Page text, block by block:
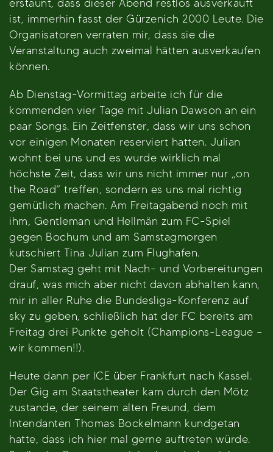
erstaunt, dass dieser Abend restlos ausverkauft
ist, immerhin fasst der Gürzenich 2000 Leute. Die
Organisatoren verraten mir, dass sie die
Veranstaltung auch zweimal hätten ausverkaufen
können.
Ab Dienstag-Vormittag arbeite ich für die
kommenden vier Tage mit Julian Dawson an ein
paar Songs. Ein Zeitfenster, dass wir uns schon
vor einigen Monaten reserviert hatten. Julian
wohnt bei uns und es wurde wirklich mal
höchste Zeit, dass wir uns nicht immer nur „on
the Road“ treffen, sondern es uns mal richtig
gemütlich machen. Am Freitagabend noch mit
ihm, Gentleman und Hellmän zum FC-Spiel
gegen Bochum und am Samstagmorgen
kutschiert Tina Julian zum Flughafen.
Der Samstag geht mit Nach- und Vorbereitungen
drauf, was mich aber nicht davon abhalten kann,
mir in aller Ruhe die Bundesliga-Konferenz auf
sky zu geben, schließlich hat der FC bereits am
Freitag drei Punkte geholt (Champions-League –
wir kommen!!).
Heute dann per ICE über Frankfurt nach Kassel.
Der Gig am Staatstheater kam durch den Mötz
zustande, der seinem alten Freund, dem
Intendanten Thomas Bockelmann kundgetan
hatte, dass ich hier mal gerne auftreten würde.